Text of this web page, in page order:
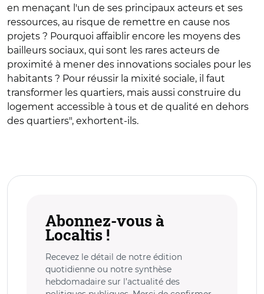
en menaçant l'un de ses principaux acteurs et ses
ressources, au risque de remettre en cause nos
projets ? Pourquoi affaiblir encore les moyens des
bailleurs sociaux, qui sont les rares acteurs de
proximité à mener des innovations sociales pour les
habitants ? Pour réussir la mixité sociale, il faut
transformer les quartiers, mais aussi construire du
logement accessible à tous et de qualité en dehors
des quartiers", exhortent-ils.
Abonnez-vous à
Localtis !
Recevez le détail de notre édition
quotidienne ou notre synthèse
hebdomadaire sur l’actualité des